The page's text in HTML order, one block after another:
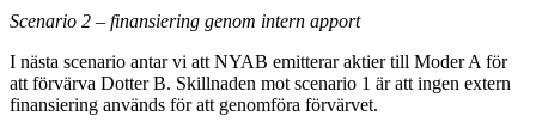
Scenario 2 – finansiering genom intern apport
I nästa scenario antar vi att NYAB emitterar aktier till Moder A för
att förvärva Dotter B. Skillnaden mot scenario 1 är att ingen extern
finansiering används för att genomföra förvärvet.